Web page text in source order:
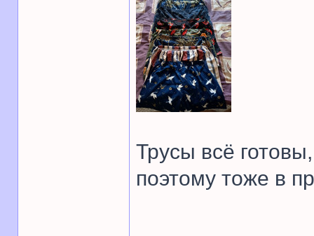
Трусы всё
поэтому тоже в